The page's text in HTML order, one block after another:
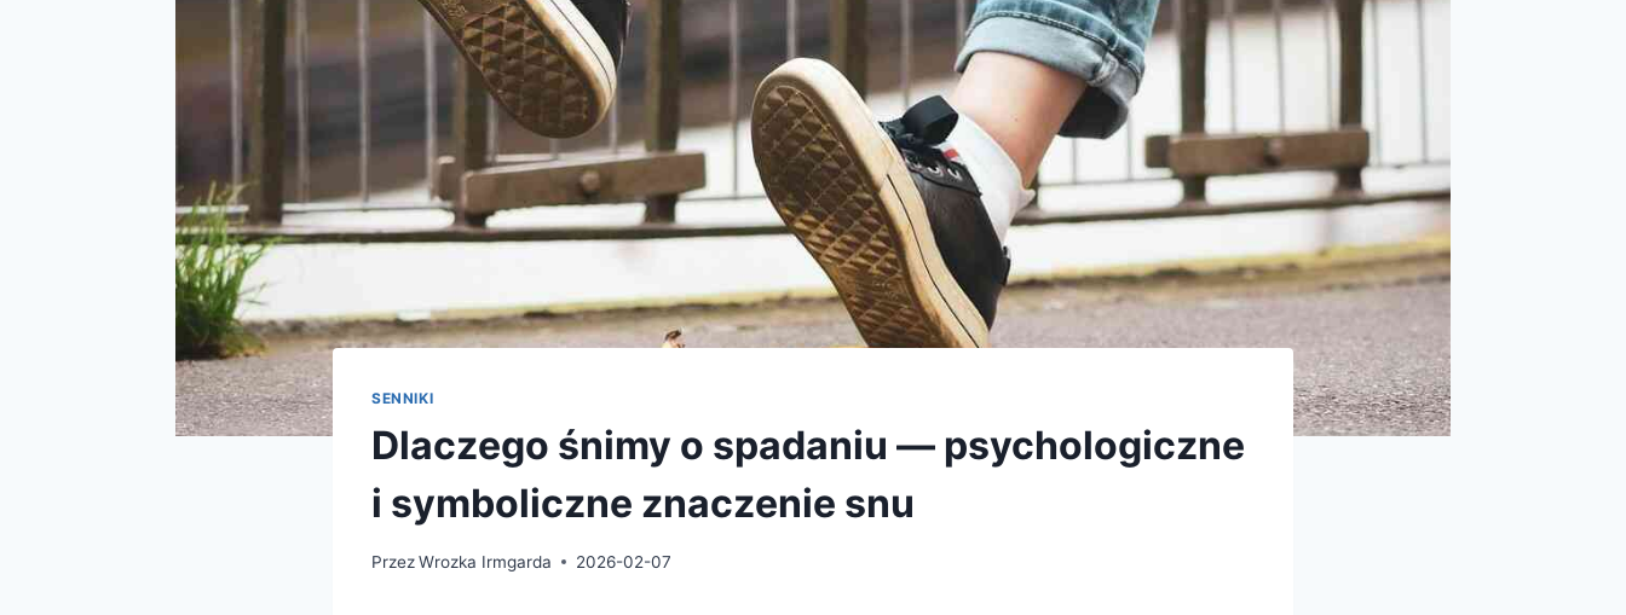
SENNIKI
Dlaczego śnimy o spadaniu — psychologiczne
i symboliczne znaczenie snu
PrzezWrozka Irmgarda 2026-02-07